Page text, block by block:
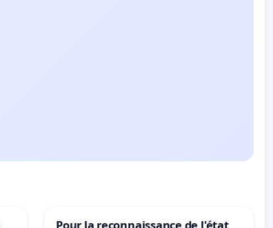
Pour la reconnaissance de l'état